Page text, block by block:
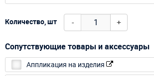
Количество, шт - +
Сопутствующие товары и аксессуары
Аппликация на изделия